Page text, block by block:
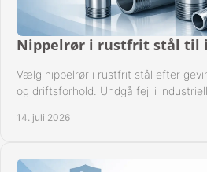
Nippelrør i rustfrit stål til
Vælg nippelrør i rustfrit stål efter
og driftsforhold. Undgå fejl i
14. juli 2026